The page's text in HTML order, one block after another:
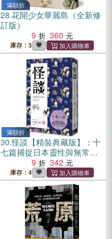
滿額折
28.花開少女華麗島（全新修
訂版）
9
360
庫存：3
滿額折
30.怪談【精裝典藏版】：十
七篇捕捉日本靈性與無常之
美的志怪故事集
9 342
庫存：4